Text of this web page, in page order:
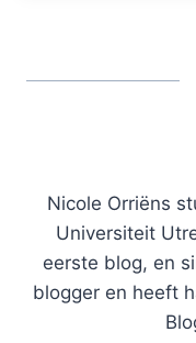
Nicole Orriëns
Universiteit
eerste blog, en
blogger en heeft